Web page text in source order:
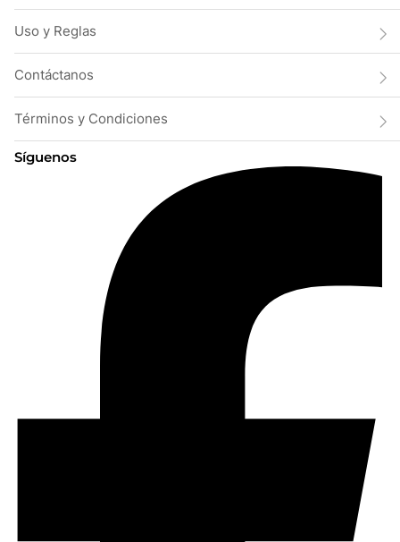
Uso y Reglas
Contáctanos
Términos y Condiciones
Síguenos